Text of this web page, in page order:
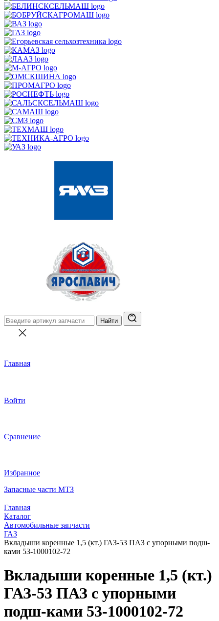
Найти
Главная
Войти
Сравнение
Избранное
Запасные части МТЗ
Главная
Каталог
Автомобильные запчасти
ГАЗ
Вкладыши коренные 1,5 (кт.) ГАЗ-53 ПАЗ с упорными подш-
ками 53-1000102-72
Вкладыши коренные 1,5 (кт.)
ГАЗ-53 ПАЗ с упорными
подш-ками 53-1000102-72